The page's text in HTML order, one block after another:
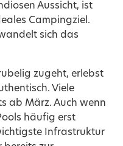
Aussicht, ist
Campingziel.
sich das
zugeht, erlebst
Viele
ab März. Auch wenn
häufig erst
Infrastruktur